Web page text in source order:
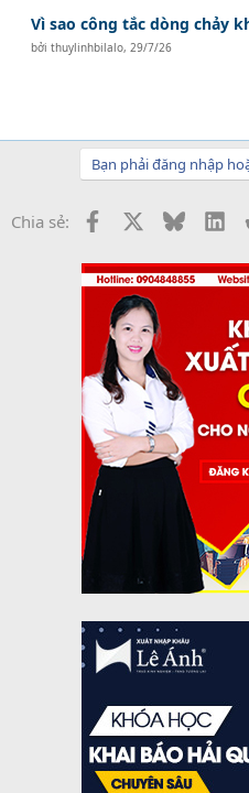
Vì sao công tắc dòng chảy
bởithuylinhbilalo, 29/7/26
Bạn phải đăng nhập
Chia sẻ: Facebook Bluesky